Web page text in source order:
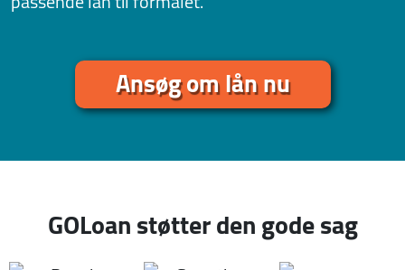
Ansøg om lån nu
GOLoan støtter den gode sag